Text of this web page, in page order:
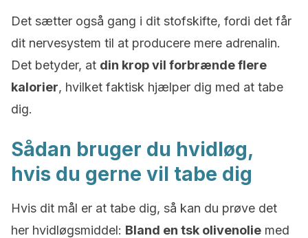
Det sætter også gang i dit stofskifte, fordi det får
dit nervesystem til at producere mere adrenalin.
Det betyder, at din krop vil forbrænde flere
kalorier, hvilket faktisk hjælper dig med at tabe
dig.
Sådan bruger du hvidløg,
hvis du gerne vil tabe dig
Hvis dit mål er at tabe dig, så kan du prøve det
her hvidløgsmiddel: Bland en tsk olivenolie med